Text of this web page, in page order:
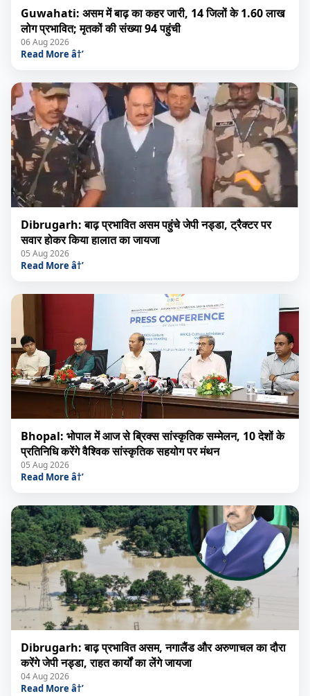
Guwahati: असम में बाढ़ का कहर जारी, 14 जिलों के 1.60 लाख
लोग प्रभावित; मृतकों की संख्या 94 पहुंची
06 Aug 2026
Read More â†’
Dibrugarh: बाढ़ प्रभावित असम पहुंचे जेपी नड्डा, ट्रैक्टर पर
सवार होकर किया हालात का जायजा
05 Aug 2026
Read More â†’
Bhopal: भोपाल में आज से ब्रिक्स सांस्कृतिक सम्मेलन, 10 देशों के
प्रतिनिधि करेंगे वैश्विक सांस्कृतिक सहयोग पर मंथन
05 Aug 2026
Read More â†’
Dibrugarh: बाढ़ प्रभावित असम, नगालैंड और अरुणाचल का दौरा
करेंगे जेपी नड्डा, राहत कार्यों का लेंगे जायजा
04 Aug 2026
Read More â†’